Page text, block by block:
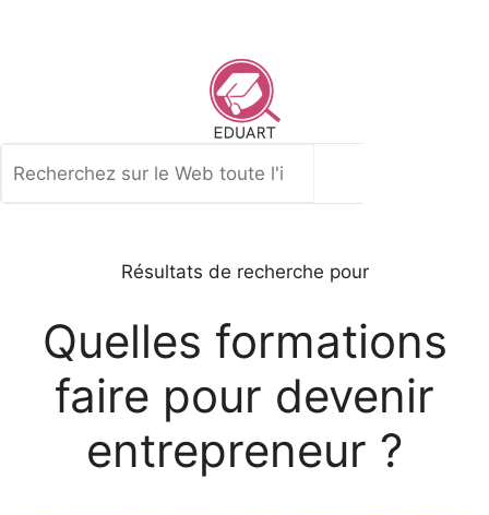
Résultats de recherche pour
Quelles formations
faire pour devenir
entrepreneur ?